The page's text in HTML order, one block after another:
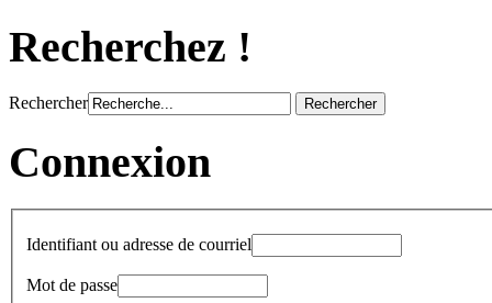
Recherchez !
Rechercher
Connexion
Identifiant ou adresse de courriel
Mot de passe